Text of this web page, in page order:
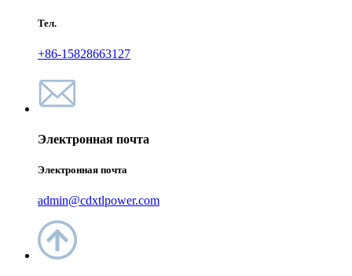
Тел.
+86-15828663127
Электронная почта
Электронная почта
admin@cdxtlpower.com